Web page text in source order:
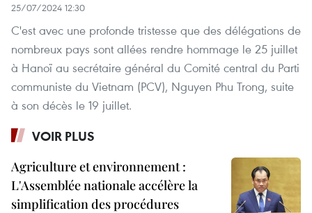
25/07/2024 12:30
C'est avec une profonde tristesse que des délégations de
nombreux pays sont allées rendre hommage le 25 juillet
à Hanoï au secrétaire général du Comité central du Parti
communiste du Vietnam (PCV), Nguyen Phu Trong, suite
à son décès le 19 juillet.
VOIR PLUS
Agriculture et environnement :
L'Assemblée nationale accélère la
simplification des procédures